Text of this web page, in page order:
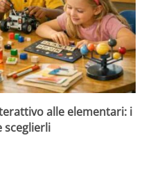
alle elementari: i
sceglierli